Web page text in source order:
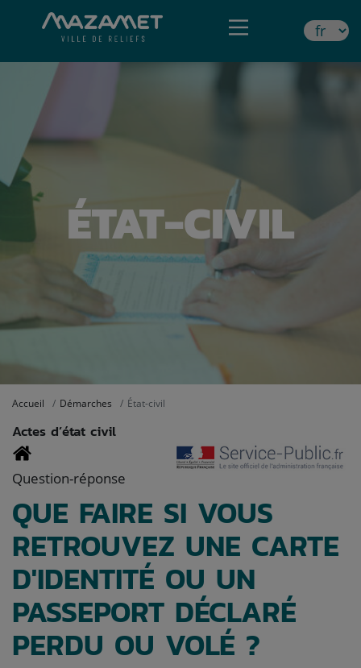
ÉTAT-CIVIL
Accueil Démarches État-civil
Actes d’état civil
Question-réponse
QUE FAIRE SI VOUS
RETROUVEZ UNE CARTE
D'IDENTITÉ OU UN
PASSEPORT DÉCLARÉ
PERDU OU VOLÉ ?